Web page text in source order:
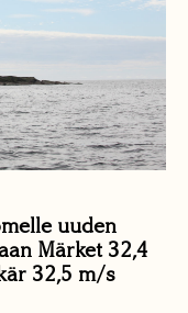
uuden
Märket 32,4
32,5 m/s